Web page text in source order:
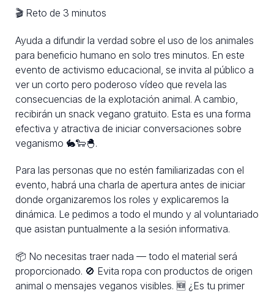
🎬 Reto de 3 minutos
Ayuda a difundir la verdad sobre el uso de los animales
para beneficio humano en solo tres minutos. En este
evento de activismo educacional, se invita al público a
ver un corto pero poderoso vídeo que revela las
consecuencias de la explotación animal. A cambio,
recibirán un snack vegano gratuito. Esta es una forma
efectiva y atractiva de iniciar conversaciones sobre
veganismo 🐇🐑🐣.
Para las personas que no estén familiarizadas con el
evento, habrá una charla de apertura antes de iniciar
donde organizaremos los roles y explicaremos la
dinámica. Le pedimos a todo el mundo y al voluntariado
que asistan puntualmente a la sesión informativa.
📦 No necesitas traer nada — todo el material será
proporcionado. 🚫 Evita ropa con productos de origen
animal o mensajes veganos visibles. 🆕 ¿Es tu primer